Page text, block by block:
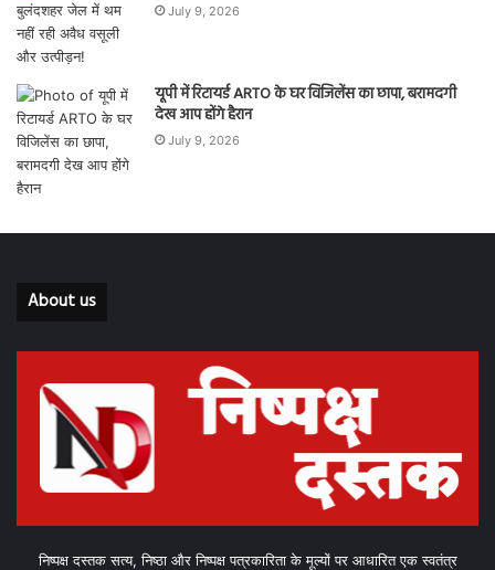
July 9, 2026
यूपी में रिटायर्ड ARTO के घर विजिलेंस का छापा, बरामदगी
देख आप होंगे हैरान
July 9, 2026
About us
निष्पक्ष दस्तक सत्य, निष्ठा और निष्पक्ष पत्रकारिता के मूल्यों पर आधारित एक स्वतंत्र